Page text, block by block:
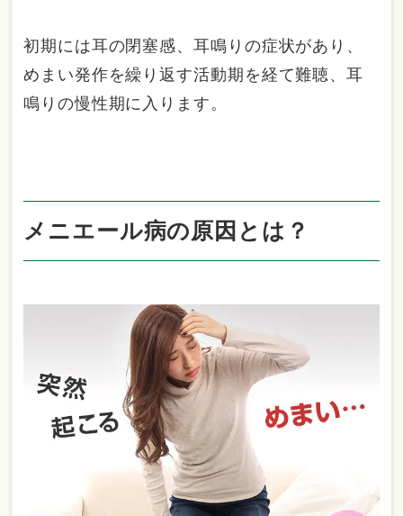
初期には耳の閉塞感、耳鳴りの症状があり、
めまい発作を繰り返す活動期を経て難聴、耳
鳴りの慢性期に入ります。
メニエール病の原因とは？